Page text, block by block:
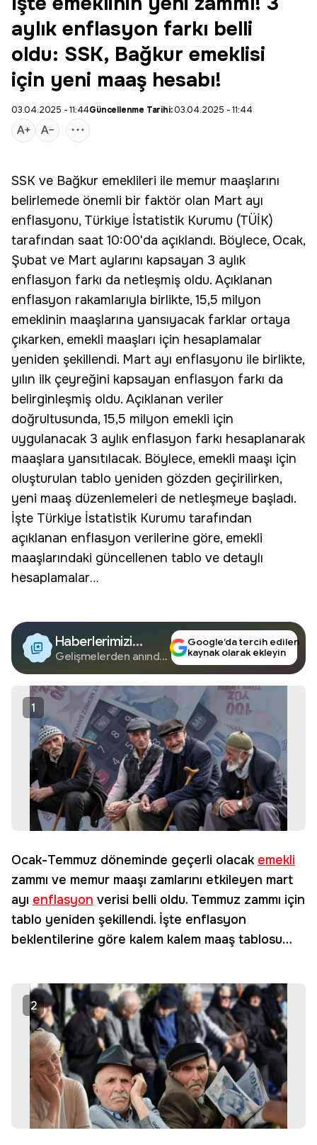
aylık enflasyon farkı belli
oldu: SSK, Bağkur emeklisi
için yeni maaş hesabı!
03.04.2025 - 11:44Güncellenme Tarihi:03.04.2025 - 11:44
SSK ve Bağkur emeklileri ile memur maaşlarını
belirlemede önemli bir faktör olan Mart ayı
enflasyonu, Türkiye İstatistik Kurumu (TÜİK)
tarafından saat 10:00'da açıklandı. Böylece, Ocak,
Şubat ve Mart aylarını kapsayan 3 aylık
enflasyon farkı da netleşmiş oldu. Açıklanan
enflasyon rakamlarıyla birlikte, 15,5 milyon
emeklinin maaşlarına yansıyacak farklar ortaya
çıkarken, emekli maaşları için hesaplamalar
yeniden şekillendi. Mart ayı enflasyonu ile birlikte,
yılın ilk çeyreğini kapsayan enflasyon farkı da
belirginleşmiş oldu. Açıklanan veriler
doğrultusunda, 15,5 milyon emekli için
uygulanacak 3 aylık enflasyon farkı hesaplanarak
maaşlara yansıtılacak. Böylece, emekli maaşı için
oluşturulan tablo yeniden gözden geçirilirken,
yeni maaş düzenlemeleri de netleşmeye başladı.
İşte Türkiye İstatistik Kurumu tarafından
açıklanan enflasyon verilerine göre, emekli
maaşlarındaki güncellenen tablo ve detaylı
hesaplamalar…
Haberlerimizi
Google'da Takip
Edin
Gelişmelerden anında
Google’da tercih edilen
kaynak olarak ekleyin
1
Ocak-Temmuz döneminde geçerli olacak emekli
zammı ve memur maaşı zamlarını etkileyen mart
ayı enflasyon verisi belli oldu. Temmuz zammı için
tablo yeniden şekillendi. İşte enflasyon
beklentilerine göre kalem kalem maaş tablosu…
2